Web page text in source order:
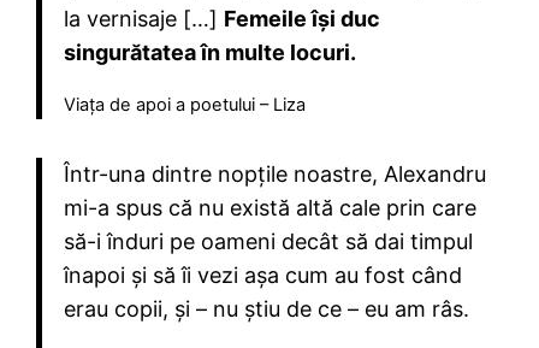
la vernisaje […] Femeile își duc
singurătatea în multe locuri.
Viața de apoi a poetului – Liza
Într-una dintre nopțile noastre, Alexandru
mi-a spus că nu există altă cale prin care
să-i înduri pe oameni decât să dai timpul
înapoi și să îi vezi așa cum au fost când
erau copii, și – nu știu de ce – eu am râs.